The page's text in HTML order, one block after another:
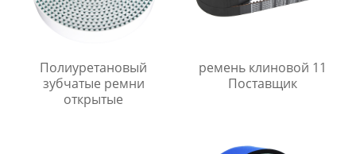
Полиуретановый
зубчатые ремни
открытые
ремень клиновой 11
Поставщик